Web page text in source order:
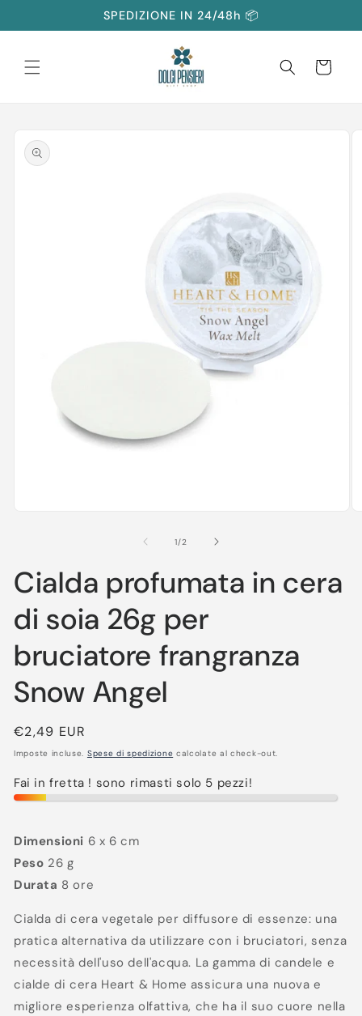
ai contenuti
SPEDIZIONE IN 24/48h 📦
Carrello
informazioni
sul prodotto
finestra
modale
1/su2
Cialda profumata in cera
di soia 26g per
bruciatore frangranza
Snow Angel
Prezzo
di
€2,49 EUR
Imposte incluse. Spese di spedizione calcolate al check-out.
Fai in fretta ! sono rimasti solo 5 pezzi!
Dimensioni 6 x 6 cm
Peso 26 g
Durata 8 ore
Cialda di cera vegetale per diffusore di essenze: una
pratica alternativa da utilizzare con i bruciatori, senza
necessità dell'uso dell'acqua. La gamma di candele e
cialde di cera Heart & Home assicura una nuova e
migliore esperienza olfattiva, che ha il suo cuore nella